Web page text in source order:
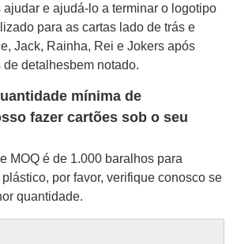
ajudar e ajudá-lo a terminar o logotipo
para as cartas lado de trás e
Jack, Rainha, Rei e Jokers após
de detalhesbem notado.
mínima de
fazer cartões sob o seu
MOQ é de 1.000 baralhos para
por favor, verifique conosco se
quantidade.